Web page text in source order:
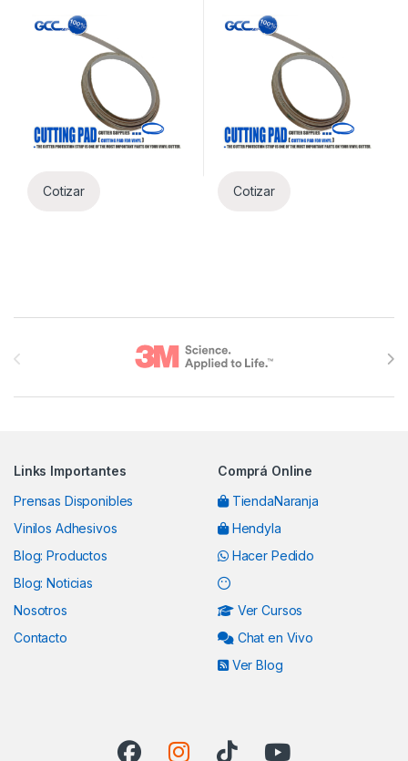
Cotizar Cotizar
Links Importantes
Prensas Disponibles
Vinilos Adhesivos
Blog: Productos
Blog: Noticias
Nosotros
Contacto
Comprá Online
TiendaNaranja
Hendyla
Hacer Pedido
Ver Cursos
Chat en Vivo
Ver Blog